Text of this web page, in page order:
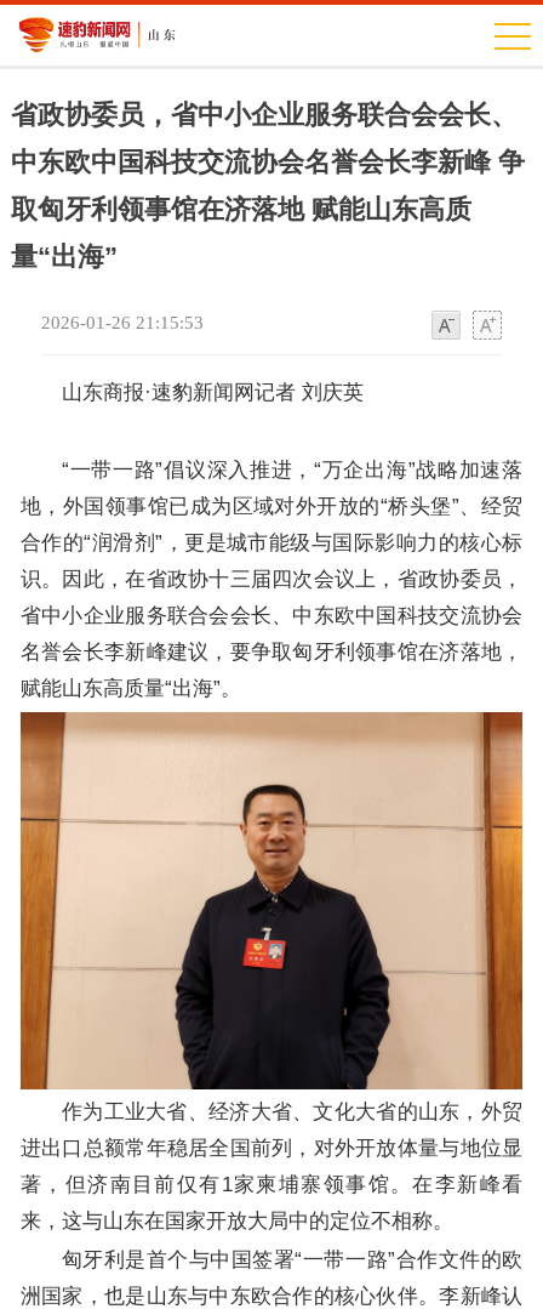
省政协委员，省中小企业服务联合会会长、
中东欧中国科技交流协会名誉会长李新峰 争
取匈牙利领事馆在济落地 赋能山东高质
量“出海”
2026-01-26 21:15:53
山东商报·速豹新闻网记者 刘庆英
“一带一路”倡议深入推进，“万企出海”战略加速落
地，外国领事馆已成为区域对外开放的“桥头堡”、经贸
合作的“润滑剂”，更是城市能级与国际影响力的核心标
识。因此，在省政协十三届四次会议上，省政协委员，
省中小企业服务联合会会长、中东欧中国科技交流协会
名誉会长李新峰建议，要争取匈牙利领事馆在济落地，
赋能山东高质量“出海”。
作为工业大省、经济大省、文化大省的山东，外贸
进出口总额常年稳居全国前列，对外开放体量与地位显
著，但济南目前仅有1家柬埔寨领事馆。在李新峰看
来，这与山东在国家开放大局中的定位不相称。
匈牙利是首个与中国签署“一带一路”合作文件的欧
洲国家，也是山东与中东欧合作的核心伙伴。李新峰认